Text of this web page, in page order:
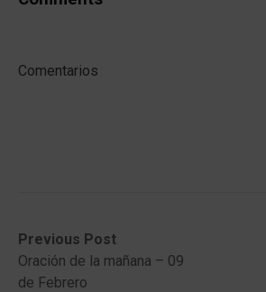
Comentarios
Post
navigation
Previous Post
Previous
post:Oración de la mañana – 09
de Febrero
Next
post: